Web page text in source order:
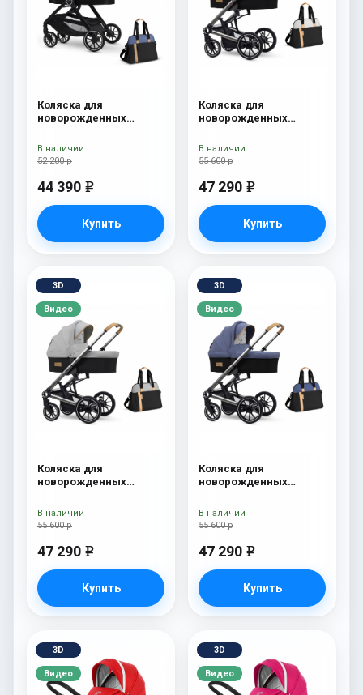
Коляска для
новорожденных
сумка Denim
52 200 р
44 390 e
Купить
В наличии
Коляска для
новорожденных
Sahara
55 600 р
47 290 e
Купить
В наличии
3D
Видео
Коляска для
новорожденных
Grey
55 600 р
47 290 e
Купить
В наличии
3D
Видео
Коляска для
новорожденных
Denim
55 600 р
47 290 e
Купить
В наличии
3D
Видео
3D
Видео